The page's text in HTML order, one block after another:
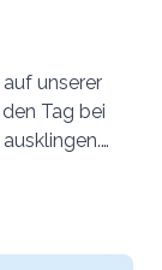
auch
Abläufe
für die
in
unserer
Tag bei
Festes mit